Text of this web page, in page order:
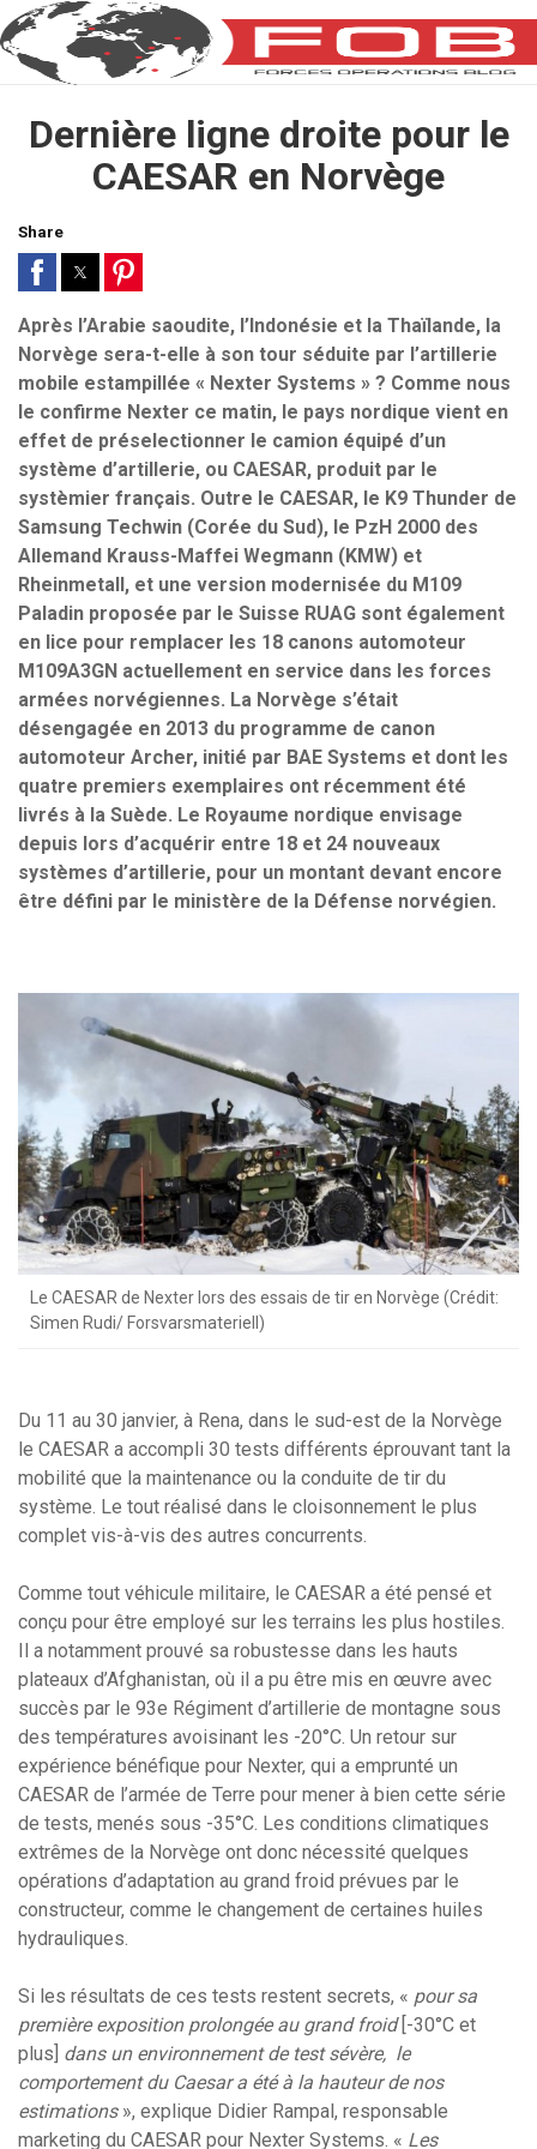
Dernière ligne droite pour le
CAESAR en Norvège
Share
Après l’Arabie saoudite, l’Indonésie et la Thaïlande, la
Norvège sera-t-elle à son tour séduite par l’artillerie
mobile estampillée « Nexter Systems » ? Comme nous
le confirme Nexter ce matin, le pays nordique vient en
effet de préselectionner le camion équipé d’un
système d’artillerie, ou CAESAR, produit par le
systèmier français. Outre le CAESAR, le K9 Thunder de
Samsung Techwin (Corée du Sud), le PzH 2000 des
Allemand Krauss-Maffei Wegmann (KMW) et
Rheinmetall, et une version modernisée du M109
Paladin proposée par le Suisse RUAG sont également
en lice pour remplacer les 18 canons automoteur
M109A3GN actuellement en service dans les forces
armées norvégiennes. La Norvège s’était
désengagée en 2013 du programme de canon
automoteur Archer, initié par BAE Systems et dont les
quatre premiers exemplaires ont récemment été
livrés à la Suède. Le Royaume nordique envisage
depuis lors d’acquérir entre 18 et 24 nouveaux
systèmes d’artillerie, pour un montant devant encore
être défini par le ministère de la Défense norvégien.
Le CAESAR de Nexter lors des essais de tir en Norvège (Crédit:
Simen Rudi/ Forsvarsmateriell)
Du 11 au 30 janvier, à Rena, dans le sud-est de la Norvège
le CAESAR a accompli 30 tests différents éprouvant tant la
mobilité que la maintenance ou la conduite de tir du
système. Le tout réalisé dans le cloisonnement le plus
complet vis-à-vis des autres concurrents.
Comme tout véhicule militaire, le CAESAR a été pensé et
conçu pour être employé sur les terrains les plus hostiles.
Il a notamment prouvé sa robustesse dans les hauts
plateaux d’Afghanistan, où il a pu être mis en œuvre avec
succès par le 93e Régiment d’artillerie de montagne sous
des températures avoisinant les -20°C. Un retour sur
expérience bénéfique pour Nexter, qui a emprunté un
CAESAR de l’armée de Terre pour mener à bien cette série
de tests, menés sous -35°C. Les conditions climatiques
extrêmes de la Norvège ont donc nécessité quelques
opérations d’adaptation au grand froid prévues par le
constructeur, comme le changement de certaines huiles
hydrauliques.
Si les résultats de ces tests restent secrets, « pour sa
première exposition prolongée au grand froid [-30°C et
plus] dans un environnement de test sévère, le
comportement du Caesar a été à la hauteur de nos
estimations», explique Didier Rampal, responsable
marketing du CAESAR pour Nexter Systems. « Les